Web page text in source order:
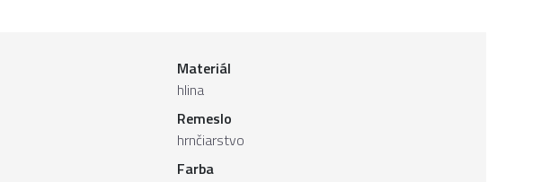
Materiál
hlina
Remeslo
hrnčiarstvo
Farba